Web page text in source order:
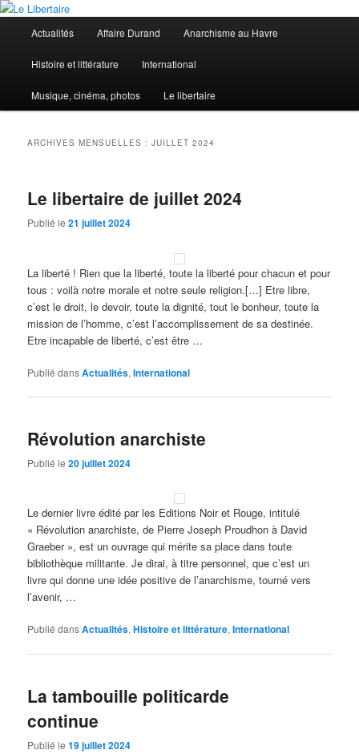
Aller
contenu
principal
Aller
contenu
secondaireLe Libertaire
principal
Actualités Affaire Durand Anarchisme au Havre
Histoire et littérature International
Musique, cinéma, photos Le libertaire
ARCHIVES MENSUELLES :JUILLET 2024
Le libertaire de juillet 2024
Publié le21 juillet 2024
La liberté ! Rien que la liberté, toute la liberté pour chacun et pour
tous : voilà notre morale et notre seule religion.[…] Etre libre,
c’est le droit, le devoir, toute la dignité, tout le bonheur, toute la
mission de l’homme, c’est l’accomplissement de sa destinée.
Etre incapable de liberté, c’est être …
Publié dansActualités,International
Révolution anarchiste
Publié le20 juillet 2024
Le dernier livre édité par les Editions Noir et Rouge, intitulé
« Révolution anarchiste, de Pierre Joseph Proudhon à David
Graeber », est un ouvrage qui mérite sa place dans toute
bibliothèque militante. Je dirai, à titre personnel, que c’est un
livre qui donne une idée positive de l’anarchisme, tourné vers
l’avenir, …
Publié dansActualités,Histoire et littérature,International
La tambouille politicarde
continue
Publié le19 juillet 2024